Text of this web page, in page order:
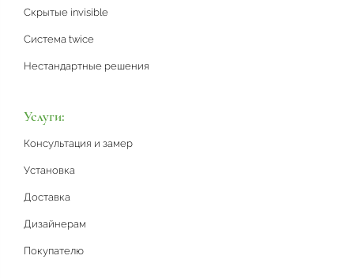
Скрытые invisible
Система twice
Нестандартные решения
Услуги:
Консультация и замер
Установка
Доставка
Дизайнерам
Покупателю